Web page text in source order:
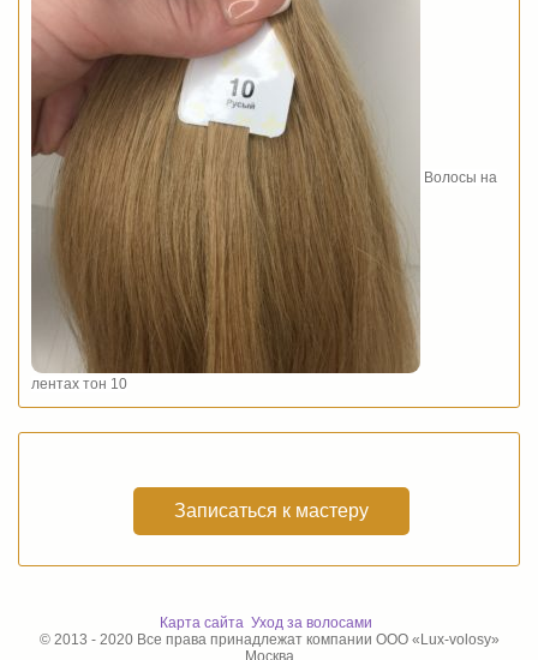
Волосы на
лентах тон 10
Записаться к мастеру
Карта сайта Уход за волосами
© 2013 - 2020 Все права принадлежат компании ООО «Lux-volosy»
Москва